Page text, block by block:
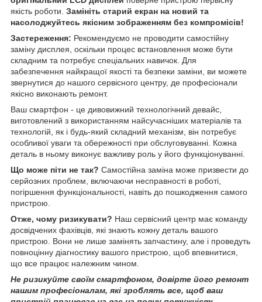
якість роботи. Замініть старий екран на новий та
насолоджуйтесь якісним зображенням без компромісів!
Застереження: Рекомендуємо не проводити самостійну
заміну дисплея, оскільки процес встановлення може бути
складним та потребує спеціальних навичок. Для
забезпечення найкращої якості та безпеки заміни, ви можете
звернутися до нашого сервісного центру, де професіонали
якісно виконають ремонт.
Ваш смартфон - це дивовижний технологічний девайс,
виготовлений з використанням найсучасніших матеріалів та
технологій, як і будь-який складний механізм, він потребує
особливої уваги та обережності при обслуговуванні. Кожна
деталь в ньому виконує важливу роль у його функціонуванні.
Що може піти не так? Самостійна заміна може призвести до
серйозних проблем, включаючи несправності в роботі,
погіршення функціональності, навіть до пошкодження самого
пристрою.
Отже, чому ризикувати? Наш сервісний центр має команду
досвідчених фахівців, які знають кожну деталь вашого
пристрою. Вони не лише замінять запчастину, але і проведуть
повноцінну діагностику вашого пристрою, щоб впевнитися,
що все працює належним чином.
Не ризикуйте своїм смартфоном, довірте його ремонт
нашим професіоналам, які зроблять все, щоб ваш